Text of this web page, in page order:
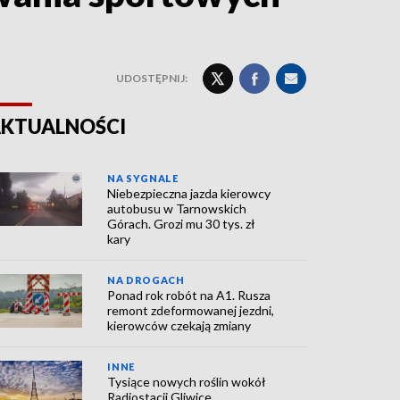
UDOSTĘPNIJ:
NA SYGNALE
Niebezpieczna jazda kierowcy
autobusu w Tarnowskich
Górach. Grozi mu 30 tys. zł
kary
NA DROGACH
Ponad rok robót na A1. Rusza
remont zdeformowanej jezdni,
kierowców czekają zmiany
INNE
Tysiące nowych roślin wokół
Radiostacji Gliwice